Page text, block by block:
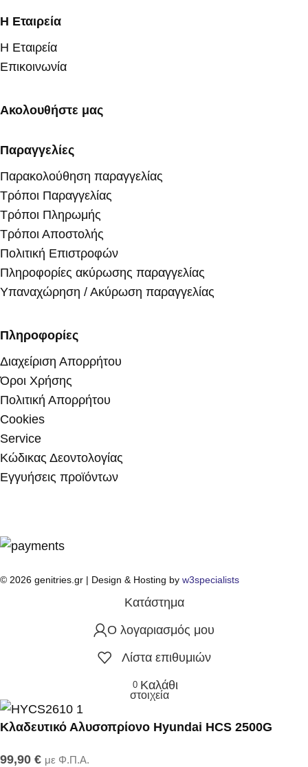
Η Εταιρεία
Η Εταιρεία
Επικοινωνία
Ακολουθήστε μας
Παραγγελίες
Παρακολούθηση παραγγελίας
Τρόποι Παραγγελίας
Τρόποι Πληρωμής
Τρόποι Αποστολής
Πολιτική Επιστροφών
Πληροφορίες ακύρωσης παραγγελίας
Υπαναχώρηση / Ακύρωση παραγγελίας
Πληροφορίες
Διαχείριση Απορρήτου
Όροι Χρήσης
Πολιτική Απορρήτου
Cookies
Service
Κώδικας Δεοντολογίας
Εγγυήσεις προϊόντων
© 2026 genitries.gr | Design & Hosting by w3specialists
Κατάστημα
Ο λογαριασμός μου
Λίστα επιθυμιών
0
στοιχεία
Καλάθι
Κλαδευτικό Αλυσοπρίονο Hyundai HCS 2500G
99,90 € με Φ.Π.Α.